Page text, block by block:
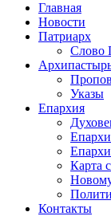
Главная
Новости
Патриарх
Слово
Указы
Епархия
Карта
Контакты